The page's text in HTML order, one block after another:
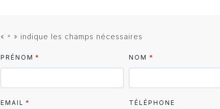
« * » indique les champs nécessaires
PRÉNOM * NOM *
EMAIL * TÉLÉPHONE